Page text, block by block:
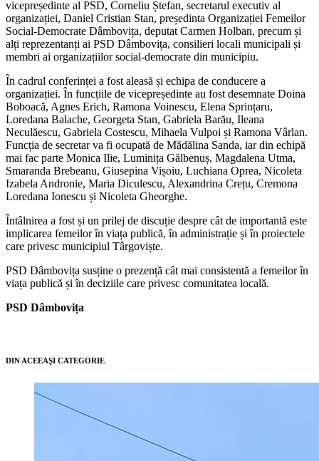
vicepreședinte al PSD, Corneliu Ștefan, secretarul executiv al
organizației, Daniel Cristian Stan, președinta Organizației Femeilor
Social-Democrate Dâmbovița, deputat Carmen Holban, precum și
alți reprezentanți ai PSD Dâmbovița, consilieri locali municipali și
membri ai organizațiilor social-democrate din municipiu.
În cadrul conferinței a fost aleasă și echipa de conducere a
organizației. În funcțiile de vicepreședinte au fost desemnate Doina
Boboacă, Agnes Erich, Ramona Voinescu, Elena Sprințaru,
Loredana Balache, Georgeta Stan, Gabriela Barău, Ileana
Neculăescu, Gabriela Costescu, Mihaela Vulpoi și Ramona Vârlan.
Funcția de secretar va fi ocupată de Mădălina Sanda, iar din echipă
mai fac parte Monica Ilie, Luminița Gălbenuș, Magdalena Utma,
Smaranda Brebeanu, Giusepina Vișoiu, Luchiana Oprea, Nicoleta
Izabela Andronie, Maria Diculescu, Alexandrina Crețu, Cremona
Loredana Ionescu și Nicoleta Gheorghe.
Întâlnirea a fost și un prilej de discuție despre cât de importantă este
implicarea femeilor în viața publică, în administrație și în proiectele
care privesc municipiul Târgoviște.
PSD Dâmbovița susține o prezență cât mai consistentă a femeilor în
viața publică și în deciziile care privesc comunitatea locală.
PSD Dâmbovița
DIN ACEEAŞI CATEGORIE